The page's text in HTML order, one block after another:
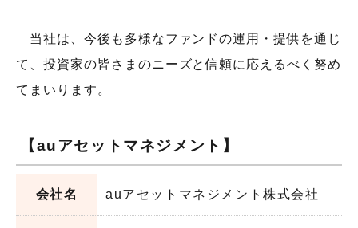
当社は、今後も多様なファンドの運用・提供を通じ
て、投資家の皆さまのニーズと信頼に応えるべく努め
てまいります。
【auアセットマネジメント】
会社名 auアセットマネジメント株式会社